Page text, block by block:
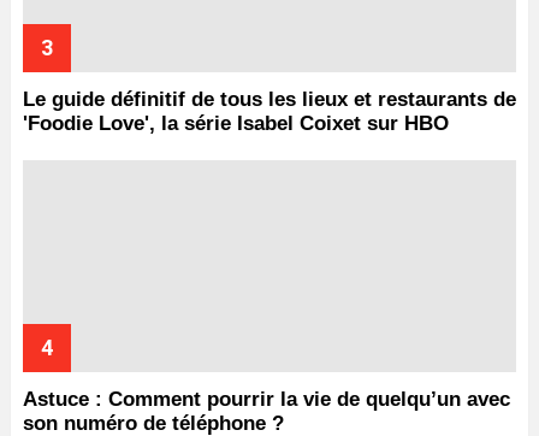
Le guide définitif de tous les lieux et restaurants de
'Foodie Love', la série Isabel Coixet sur HBO
Astuce : Comment pourrir la vie de quelqu’un avec
son numéro de téléphone ?